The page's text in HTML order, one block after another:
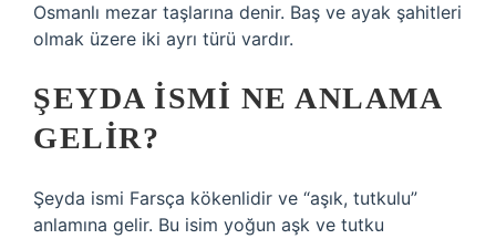
Osmanlı mezar taşlarına denir. Baş ve ayak şahitleri
olmak üzere iki ayrı türü vardır.
ŞEYDA ISMI NE ANLAMA
GELIR?
Şeyda ismi Farsça kökenlidir ve “aşık, tutkulu”
anlamına gelir. Bu isim yoğun aşk ve tutku